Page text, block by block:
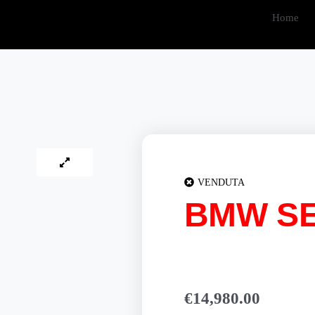
Home
VENDUTA
BMW
€14,980.00